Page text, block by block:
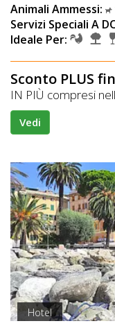
Animali Ammessi:
Servizi Speciali A
Ideale Per:
Sconto PLUS
IN PIÙ compresi
Vedi
Hotel